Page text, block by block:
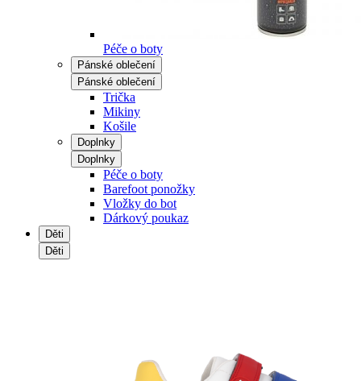
Péče o boty
Pánské oblečení
Pánské oblečení
Trička
Mikiny
Košile
Doplnky
Doplnky
Péče o boty
Barefoot ponožky
Vložky do bot
Dárkový poukaz
Děti
Děti